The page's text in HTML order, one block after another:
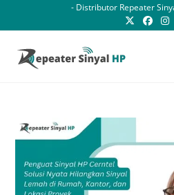
- Distributor Repeater